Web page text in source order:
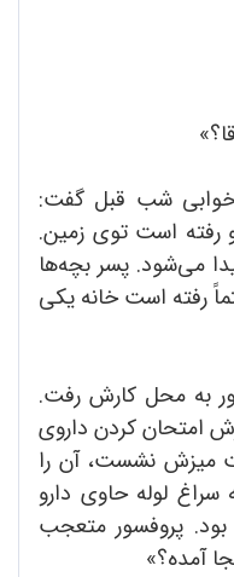
شب قبل گفت:
رفته است توی زمین.
می‌شود. پسر بچه‌ها
رفته است خانه یکی
به محل کارش رفت.
امتحان کردن داروی
میزش نشست، آن را
لوله حاوی دارو
پروفسور متعجب
آمده؟»